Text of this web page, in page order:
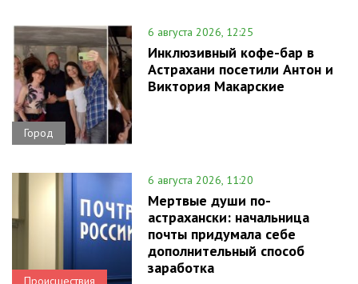
Город
6 августа 2026, 12:25
Инклюзивный кофе-бар в
Астрахани посетили Антон и
Виктория Макарские
Происшествия
6 августа 2026, 11:20
Мертвые души по-
астрахански: начальница
почты придумала себе
дополнительный способ
заработка